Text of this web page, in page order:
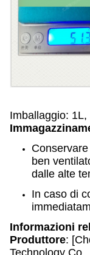
Imballaggio:
ben
dalle alte
In caso di
Informazioni
Produttore:
Technology